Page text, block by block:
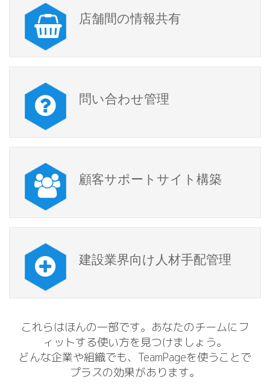
店舗間の情報共有
問い合わせ管理
顧客サポートサイト構築
建設業界向け人材手配管理
これらはほんの一部です。あなたのチームにフ
ィットする使い方を見つけましょう。
どんな企業や組織でも、TeamPageを使うことで
プラスの効果があります。